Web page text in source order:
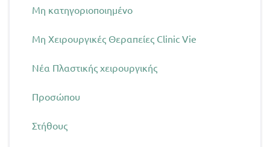
Μη κατηγοριοποιημένο
Μη Χειρουργικές Θεραπείες Clinic Vie
Νέα Πλαστικής χειρουργικής
Προσώπου
Στήθους